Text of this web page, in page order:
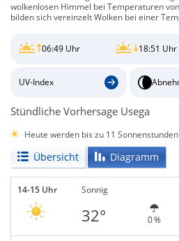
wolkenlosen Himmel bei Temperaturen
bilden sich vereinzelt Wolken bei einer
06:49 Uhr 18:51 Uhr
UV-Index
Stündliche Vorhersage Usega
Heute werden bis zu 11
Übersicht Diagramm
14-15 Uhr Sonnig
32° 0 %